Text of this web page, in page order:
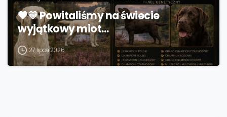
🖤💛 Powitaliśmy na świecie
wyjątkowy miot…
27 lipca 2026